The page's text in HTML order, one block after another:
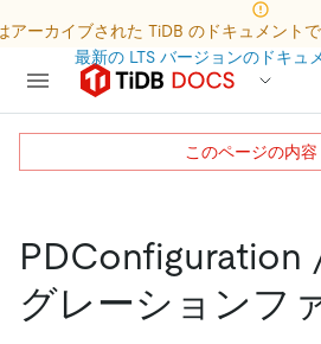
アーカイブされた TiDB のドキュメント
最新の LTS バージョンのドキュ
PDConfiguration
グレーションフ
このページの内容